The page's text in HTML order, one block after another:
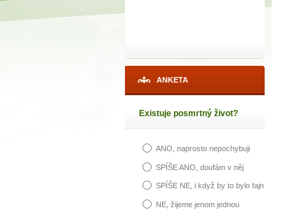
ANKETA
Existuje posmrtný život?
ANO, naprosto nepochybuji
SPÍŠE ANO, doufám v něj
SPÍŠE NE, i když by to bylo fajn
NE, žijeme jenom jednou